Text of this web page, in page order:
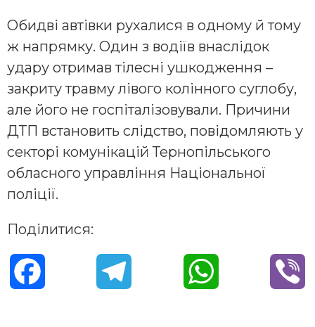
Обидві автівки рухалися в одному й тому
ж напрямку. Один з водіїв внаслідок
удару отримав тілесні ушкодження –
закриту травму лівого колінного суглобу,
але його не госпіталізовували. Причини
ДТП встановить слідство, повідомляють у
секторі комунікацій Тернопільського
обласного управління Національної
поліції.
Поділитися: